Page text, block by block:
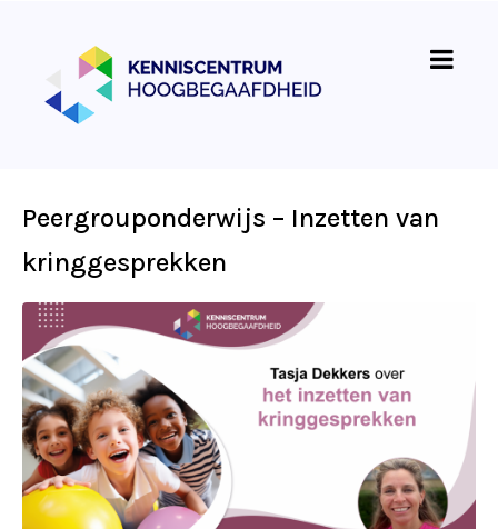
Peergrouponderwijs – Inzetten van
kringgesprekken